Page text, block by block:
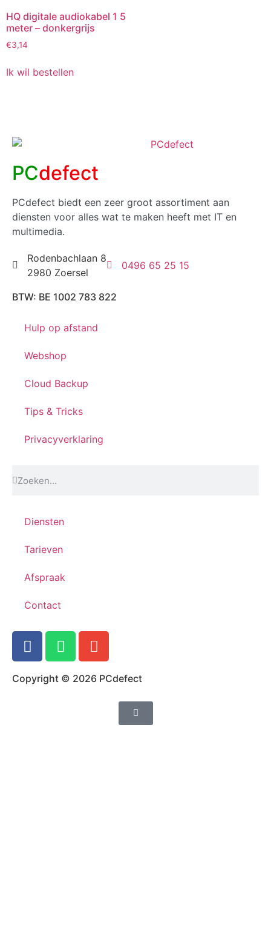
HQ digitale audiokabel 1 5
meter – donkergrijs
€3,14
Ik wil bestellen
PCdefect
PCdefect biedt een zeer groot assortiment aan
diensten voor alles wat te maken heeft met IT en
multimedia.
Rodenbachlaan 8
2980 Zoersel
0496 65 25 15
BTW: BE 1002 783 822
Hulp op afstand
Webshop
Cloud Backup
Tips & Tricks
Privacyverklaring
Diensten
Tarieven
Afspraak
Contact
Copyright © 2026 PCdefect